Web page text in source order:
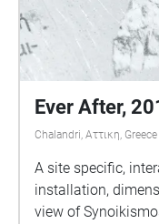
Ever After,
Chalandri, Αττικη, Greece
A site specific,
installation,
view of